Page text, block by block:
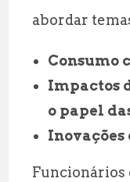
abordar
Consumo
Impactos
o papel
Funcionários